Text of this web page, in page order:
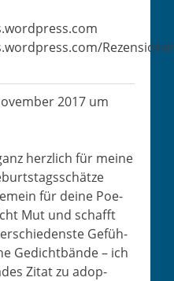
2017 um
her­zlich für meine
für deine Poe­
Mut und schafft
Gefüh­
Gedicht­bände – ich
Zitat zu adop­